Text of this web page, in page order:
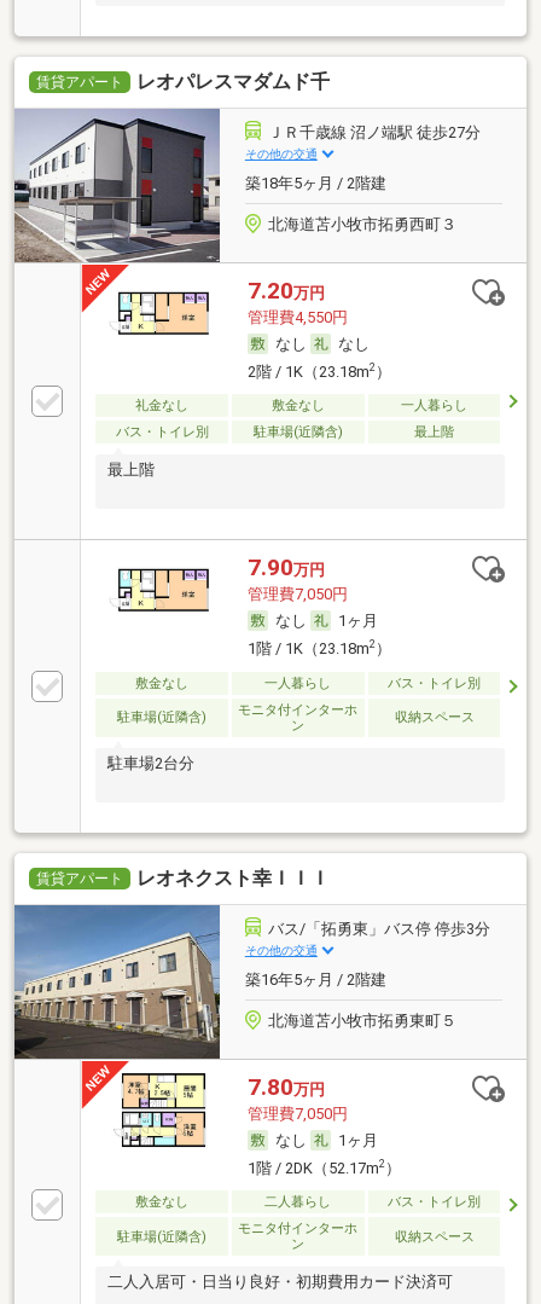
賃貸アパート レオパレスマダムド千
ＪＲ千歳線 沼ノ端駅 徒歩27分
その他の交通
築18年5ヶ月 / 2階建
北海道苫小牧市拓勇西町３
7.20万円
管理費4,550円
なし
なし
2階 / 1K（23.18m2）
礼金なし 敷金なし
一人暮らし
バス・トイレ別
駐車場(近隣含) 最上階
最上階
7.90万円
管理費7,050円
なし
1ヶ月
1階 / 1K（23.18m2）
敷金なし 一人暮らし バス・トイレ別
駐車場(近隣含)
モニタ付インターホ
ン
収納スペース
駐車場2台分
賃貸アパート レオネクスト幸ＩＩＩ
バス/「拓勇東」バス停 停歩3分
その他の交通
築16年5ヶ月 / 2階建
北海道苫小牧市拓勇東町５
7.80万円
管理費7,050円
なし
1ヶ月
1階 / 2DK（52.17m2）
敷金なし 二人暮らし バス・トイレ別
駐車場(近隣含)
モニタ付インターホ
ン
収納スペース
二人入居可・日当り良好・初期費用カード決済可